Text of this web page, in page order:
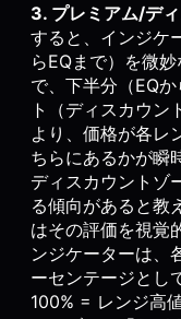
3. プレミアム/デ
すると、インジケ
らEQまで）を微
で、下半分（EQ
ト（ディスカウン
より、価格が各レ
ちらにあるかが瞬
ディスカウントゾ
る傾向があると教
はその評価を視覚
ンジケーターは、
ーセンテージとし
100% = レンジ高